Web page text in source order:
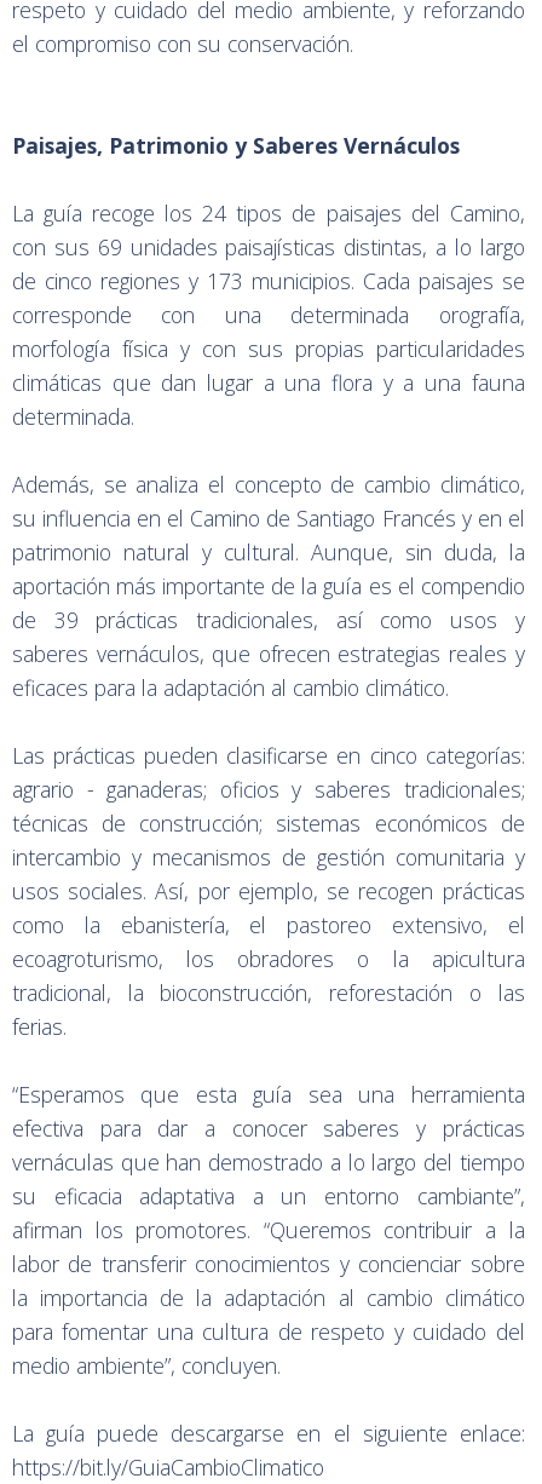
respeto y cuidado del medio ambiente, y reforzando
el compromiso con su conservación.
Paisajes, Patrimonio y Saberes Vernáculos
La guía recoge los 24 tipos de paisajes del Camino,
con sus 69 unidades paisajísticas distintas, a lo largo
de cinco regiones y 173 municipios. Cada paisajes se
corresponde con una determinada orografía,
morfología física y con sus propias particularidades
climáticas que dan lugar a una flora y a una fauna
determinada.
Además, se analiza el concepto de cambio climático,
su influencia en el Camino de Santiago Francés y en el
patrimonio natural y cultural. Aunque, sin duda, la
aportación más importante de la guía es el compendio
de 39 prácticas tradicionales, así como usos y
saberes vernáculos, que ofrecen estrategias reales y
eficaces para la adaptación al cambio climático.
Las prácticas pueden clasificarse en cinco categorías:
agrario - ganaderas; oficios y saberes tradicionales;
técnicas de construcción; sistemas económicos de
intercambio y mecanismos de gestión comunitaria y
usos sociales. Así, por ejemplo, se recogen prácticas
como la ebanistería, el pastoreo extensivo, el
ecoagroturismo, los obradores o la apicultura
tradicional, la bioconstrucción, reforestación o las
ferias.
“Esperamos que esta guía sea una herramienta
efectiva para dar a conocer saberes y prácticas
vernáculas que han demostrado a lo largo del tiempo
su eficacia adaptativa a un entorno cambiante”,
afirman los promotores. “Queremos contribuir a la
labor de transferir conocimientos y concienciar sobre
la importancia de la adaptación al cambio climático
para fomentar una cultura de respeto y cuidado del
medio ambiente”, concluyen.
La guía puede descargarse en el siguiente enlace:
https://bit.ly/GuiaCambioClimatico